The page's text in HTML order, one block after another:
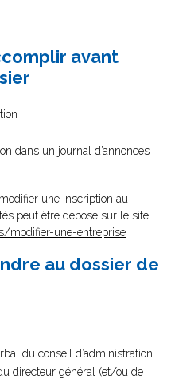
avant
dans un journal d’annonces
une inscription au
peut être déposé sur le site
modifier-une-entreprise
au dossier de
du conseil d’administration
directeur général (et/ou de